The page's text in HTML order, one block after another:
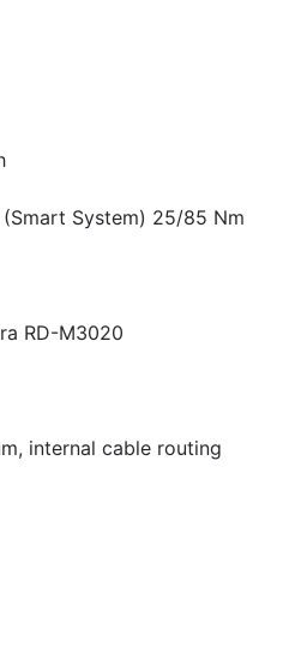
System) 25/85 Nm
RD-M3020
internal cable routing